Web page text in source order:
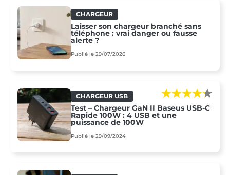
CHARGEUR
Laisser son chargeur branché sans
téléphone : vrai danger ou fausse
alerte ?
Publié le 29/07/2026
CHARGEUR USB
Test – Chargeur GaN II Baseus USB-C
Rapide 100W : 4 USB et une
puissance de 100W
Publié le 29/09/2024